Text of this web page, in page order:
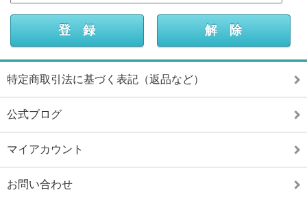
特定商取引法に基づく表記（返品など）
公式ブログ
マイアカウント
お問い合わせ